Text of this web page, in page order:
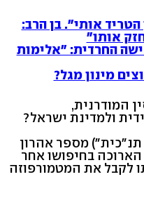
אותי". בן הרב:
אותו"
החרדית: "אלימות
מינון מגל?
המודרנית,
ולמדינת ישראל?
מספר אהרון
בחיפושו אחר
לקבל את המטמורפוזה